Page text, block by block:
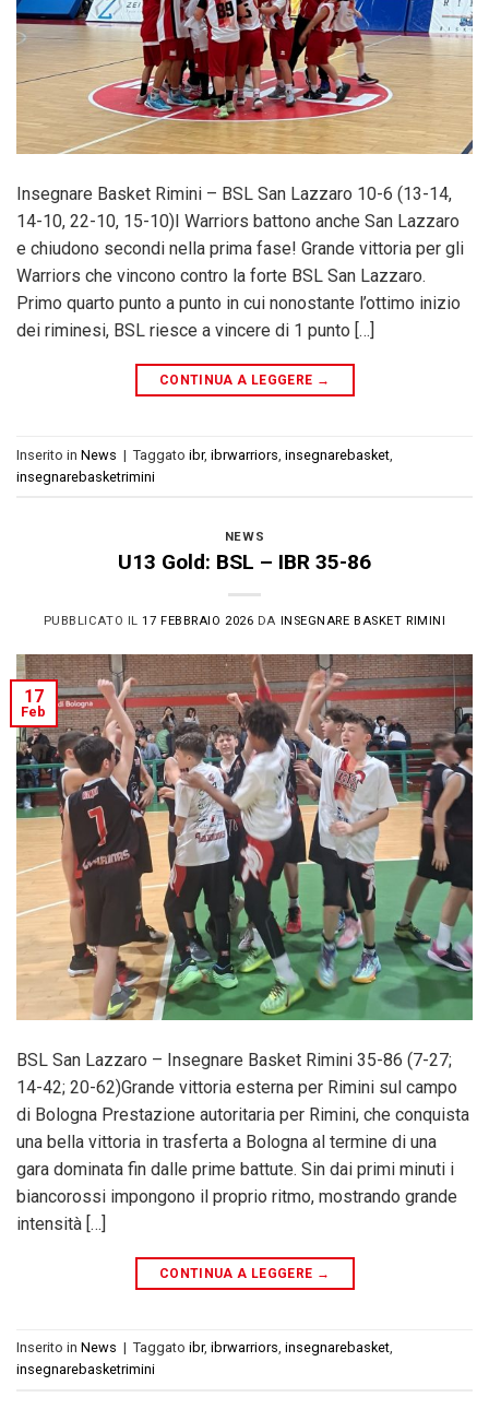
Insegnare Basket Rimini – BSL San Lazzaro 10-6 (13-14,
14-10, 22-10, 15-10)I Warriors battono anche San Lazzaro
e chiudono secondi nella prima fase! Grande vittoria per gli
Warriors che vincono contro la forte BSL San Lazzaro.
Primo quarto punto a punto in cui nonostante l’ottimo inizio
dei riminesi, BSL riesce a vincere di 1 punto […]
CONTINUA A LEGGERE →
Inserito in News | Taggato ibr, ibrwarriors insegnarebasket
insegnarebasketrimini
NEWS
U13 Gold: BSL – IBR 35-86
PUBBLICATO IL17 FEBBRAIO 2026 DA INSEGNARE BASKET RIMINI
17
Feb
BSL San Lazzaro – Insegnare Basket Rimini 35-86 (7-27;
14-42; 20-62)Grande vittoria esterna per Rimini sul campo
di Bologna Prestazione autoritaria per Rimini, che conquista
una bella vittoria in trasferta a Bologna al termine di una
gara dominata fin dalle prime battute. Sin dai primi minuti i
biancorossi impongono il proprio ritmo, mostrando grande
intensità […]
CONTINUA A LEGGERE →
Inserito in News | Taggato ibr, ibrwarriors, insegnarebasket,
insegnarebasketrimini